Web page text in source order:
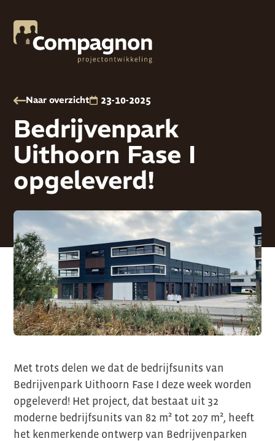
Naar overzicht 23-10-2025
Bedrijvenpark
Uithoorn Fase I
opgeleverd!
Met trots delen we dat de bedrijfsunits van
Bedrijvenpark Uithoorn Fase I deze week worden
opgeleverd! Het project, dat bestaat uit 32
moderne bedrijfsunits van 82 m² tot 207 m², heeft
het kenmerkende ontwerp van Bedrijvenparken